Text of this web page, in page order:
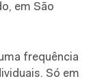
em São
frequência
Só em